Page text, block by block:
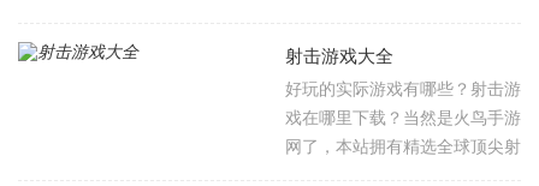
置店内装潢、培训员工、管理库
存，并应对客流高峰的挑战。随
着口碑积累，您的店铺将从社区
小店发展为热门连锁品牌。感兴
供的紧张刺激的氛围和充满挑战
性的任务是他们所喜爱的。以下
推荐的游戏覆盖了从经典射击到
未来科幻，从恐怖到动作冒险等
射击游戏大全
好玩的实际游戏有哪些？射击游
戏在哪里下载？当然是火鸟手游
网了，本站拥有精选全球顶尖射